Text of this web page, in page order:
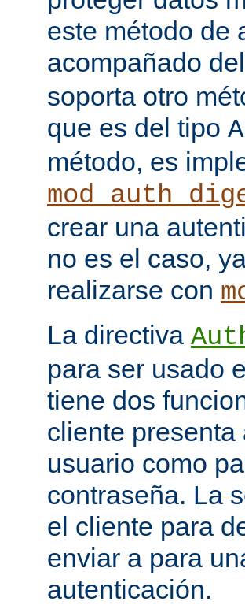
este método de
acompañado
soporta otro
que es del tipo
método, es
crear una
no es el caso,
realizarse con
La directiva
para ser usado
tiene dos
cliente
usuario como
contraseña. La
el cliente para
enviar a para
autenticación.